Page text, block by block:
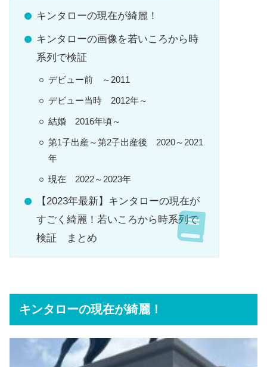
キンタローの現在が綺麗！
キンタローの画像を若いころから時
系列で検証
デビュー前 ～2011
デビュー当時 2012年～
結婚 2016年頃～
第1子出産～第2子出産後 2020～2021
年
現在 2022～2023年
【2023年最新】キンタローの現在が
すごく綺麗！若いころから時系列で
検証 まとめ
キンタローの現在が綺麗！